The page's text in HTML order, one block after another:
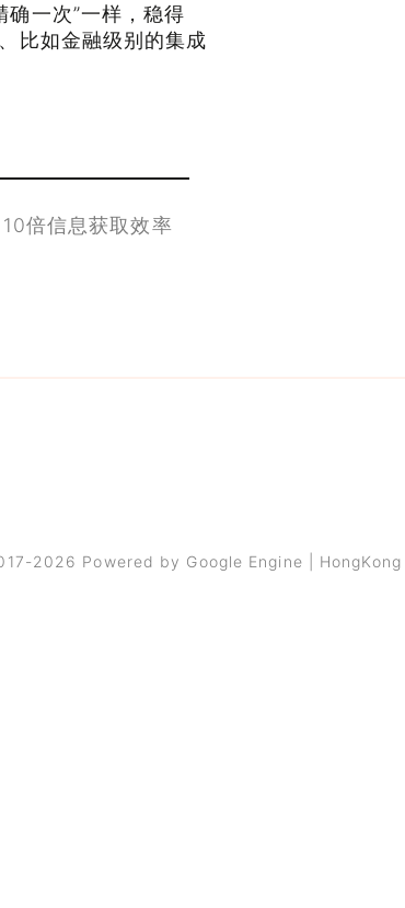
一次”一样，稳得
比如金融级别的集成
倍信息获取效率
2026 Powered by Google Engine | HongKong